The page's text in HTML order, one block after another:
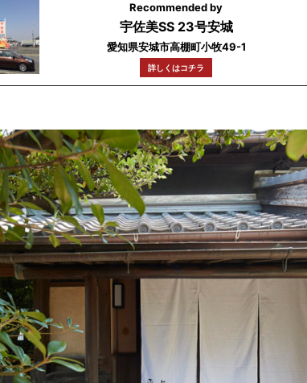
Recommended by
宇佐美SS 23号安城
愛知県安城市高棚町小牧49-1
詳しくはコチラ